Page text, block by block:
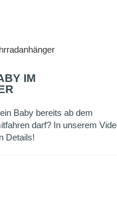
IM
Baby bereits ab dem
darf? In unserem
Details!